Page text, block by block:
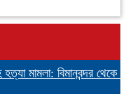
মামলা: বিমানবন্দর থেকে